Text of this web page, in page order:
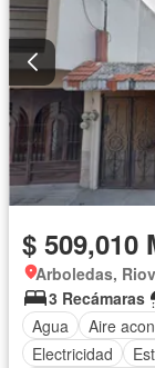
$ 509,010
Arboledas,
3 Recámaras
Agua
Aire
Electricidad